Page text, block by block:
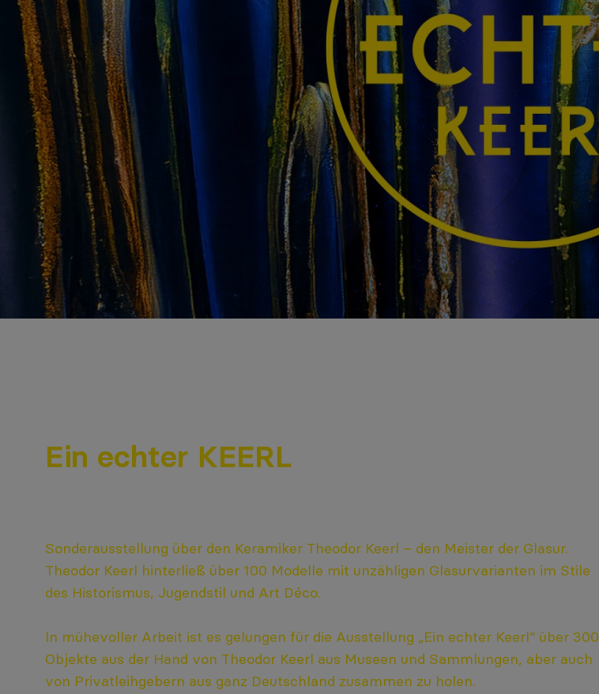
Ein echter KEERL
Sonderausstellung über den Keramiker Theodor Keerl – den Meister der Glasur.
Theodor Keerl hinterließ über 100 Modelle mit unzähligen Glasurvarianten im Stile
des Historismus, Jugendstil und Art Déco.
In mühevoller Arbeit ist es gelungen für die Ausstellung „Ein echter Keerl“ über 300
Objekte aus der Hand von Theodor Keerl aus Museen und Sammlungen, aber auch
von Privatleihgebern aus ganz Deutschland zusammen zu holen.